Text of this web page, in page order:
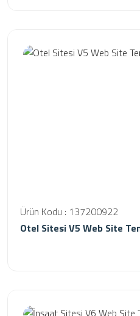
Ürün Kodu : 137200922
Otel Sitesi V5 Web Site